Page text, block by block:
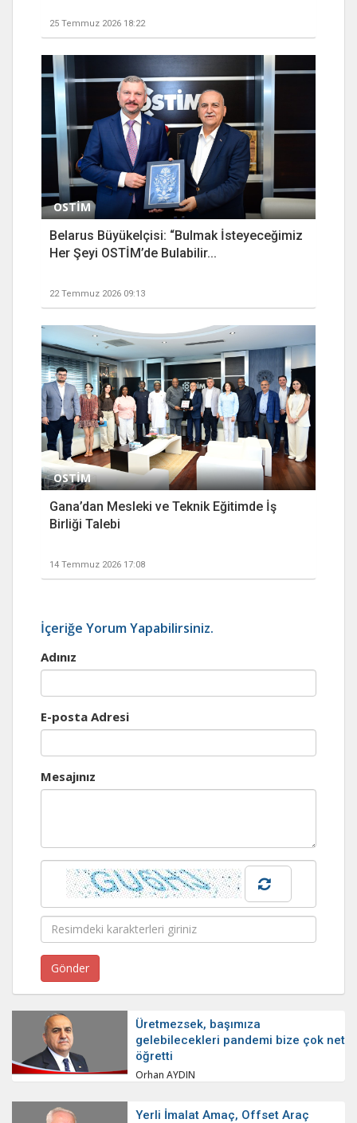
25 Temmuz 2026 18:22
OSTİM
Belarus Büyükelçisi: “Bulmak İsteyeceğimiz
Her Şeyi OSTİM’de Bulabilir...
22 Temmuz 2026 09:13
OSTİM
Gana’dan Mesleki ve Teknik Eğitimde İş
Birliği Talebi
14 Temmuz 2026 17:08
İçeriğe Yorum Yapabilirsiniz.
Adınız
E-posta Adresi
Mesajınız
Üretmezsek, başımıza
gelebilecekleri pandemi bize çok net
öğretti
Orhan AYDIN
Yerli İmalat Amaç, Offset Araç